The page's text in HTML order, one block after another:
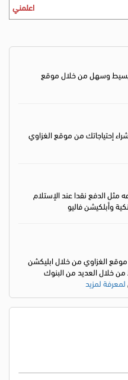
اعلمني
بسيط وسهل من خلال موقع
إحتياجاتك من موقع الغزاوي
الدفع نقدا عند الإستلام
وأبلكيشن فاليو
الغزاوي من خلال ابليكشن
خلال العديد من البنوك
لمعرفة لمزيد